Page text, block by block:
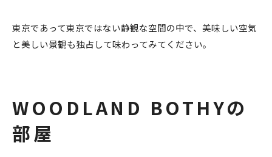
東京であって東京ではない静観な空間の中で、美味しい空気
と美しい景観も独占して味わってみてください。
WOODLAND BOTHYの
部屋